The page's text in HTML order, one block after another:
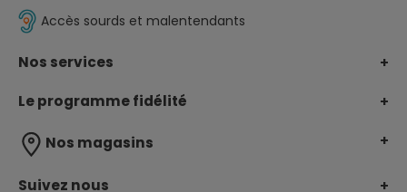
Parents pilotes
Jeux et handicap
Qualités et caractéristiques environnementales
Accès sourds et malentendants
Nos services
Le coin des parents
Rappel produit
Carte cadeau
Le programme fidélité
Le programme de fidélité multi-marques
Nos magasins
Retrouvez les jouets Oxybul dans les magasins Okaidi
Suivez nous